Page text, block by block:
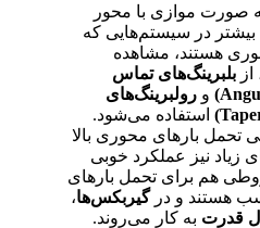
صورت موازی با محور
در سیستم‌هایی که
هستند، مشاهده
بلبرینگ‌های تماس
و رولبرینگ‌های
استفاده می‌شود.
تحمل بارهای محوری بالا
زیاد نیز عملکرد خوبی
هم برای تحمل بارهای
هستند و درگیربکس‌ها،
قدرت به کار می‌روند.